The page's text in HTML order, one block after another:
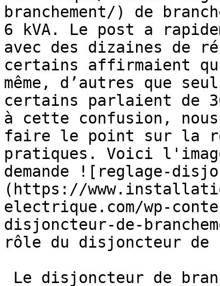
branchement/) de
6 kVA. Le post a
avec des dizaines de
certains affirmaient
même, d’autres que
certains parlaient de
à cette confusion,
faire le point sur la
pratiques. Voici
demande ![reglage-
(https://
electrique.com/wp-
disjoncteur-de-
rôle du disjoncteur de